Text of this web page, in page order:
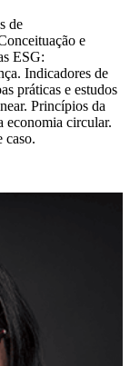
de
e
ESG:
Indicadores de
práticas e estudos
Princípios da
economia circular.
caso.